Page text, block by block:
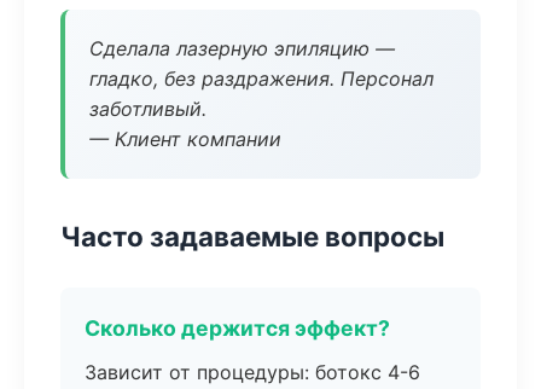
Сделала лазерную эпиляцию —
гладко, без раздражения. Персонал
заботливый.
— Клиент компании
Часто задаваемые вопросы
Сколько держится эффект?
Зависит от процедуры: ботокс 4-6